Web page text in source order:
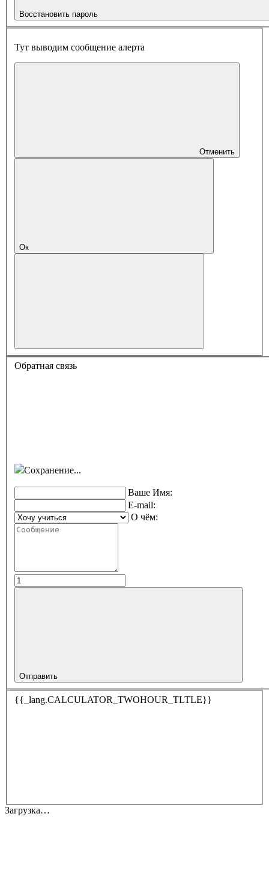
Восстановить пароль
Тут выводим сообщение алерта
Отменить
Ок
Обратная связь
Сохранение...
Ваше Имя:
E-mail:
О чём:
Отправить
{{_lang.CALCULATOR_TWOHOUR_TLTLE}}
Загрузка…